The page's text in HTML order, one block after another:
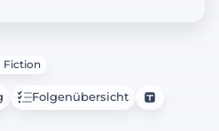
historischen
Fiction
Folgenübersicht